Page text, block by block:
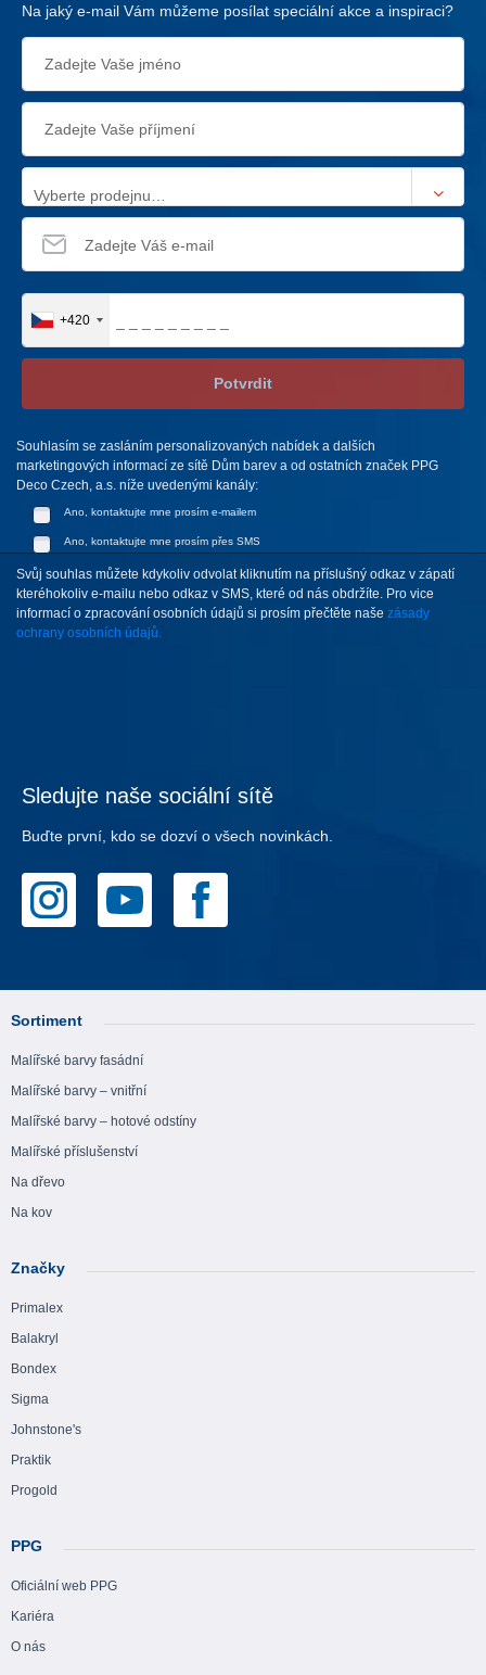
Na jaký e-mail Vám můžeme posílat speciální akce a inspiraci?
Vyberte prodejnu…
+420
Potvrdit
Souhlasím se zasláním personalizovaných nabídek a dalších
marketingových informací ze sítě Dům barev a od ostatních značek PPG
Deco Czech, a.s. níže uvedenými kanály:
Ano, kontaktujte mne prosím e-mailem
Ano, kontaktujte mne prosím přes SMS
Svůj souhlas můžete kdykoliv odvolat kliknutím na příslušný odkaz v zápatí
kteréhokoliv e-mailu nebo odkaz v SMS, které od nás obdržíte. Pro vice
informací o zpracování osobních údajů si prosím přečtěte naše zásady
ochrany osobních údajů.
Sledujte naše sociální sítě
Buďte první, kdo se dozví o všech novinkách.
Sortiment
Malířské barvy fasádní
Malířské barvy – vnitřní
Malířské barvy – hotové odstíny
Malířské příslušenství
Na dřevo
Na kov
Značky
Primalex
Balakryl
Bondex
Sigma
Johnstone's
Praktik
Progold
PPG
Oficiální web PPG
Kariéra
O nás